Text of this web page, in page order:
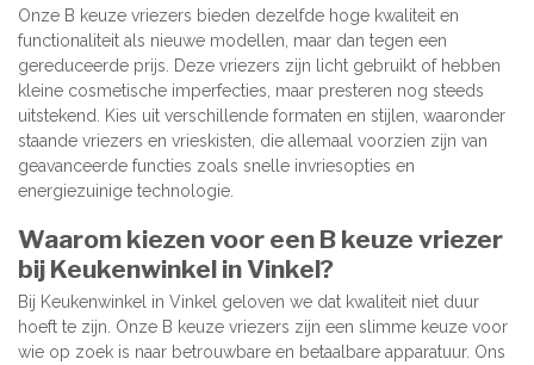
Onze B keuze vriezers bieden dezelfde hoge kwaliteit en
functionaliteit als nieuwe modellen, maar dan tegen een
gereduceerde prijs. Deze vriezers zijn licht gebruikt of hebben
kleine cosmetische imperfecties, maar presteren nog steeds
uitstekend. Kies uit verschillende formaten en stijlen, waaronder
staande vriezers en vrieskisten, die allemaal voorzien zijn van
geavanceerde functies zoals snelle invriesopties en
energiezuinige technologie.
Waarom kiezen voor een B keuze vriezer
bij Keukenwinkel in Vinkel?
Bij Keukenwinkel in Vinkel geloven we dat kwaliteit niet duur
hoeft te zijn. Onze B keuze vriezers zijn een slimme keuze voor
wie op zoek is naar betrouwbare en betaalbare apparatuur. Ons